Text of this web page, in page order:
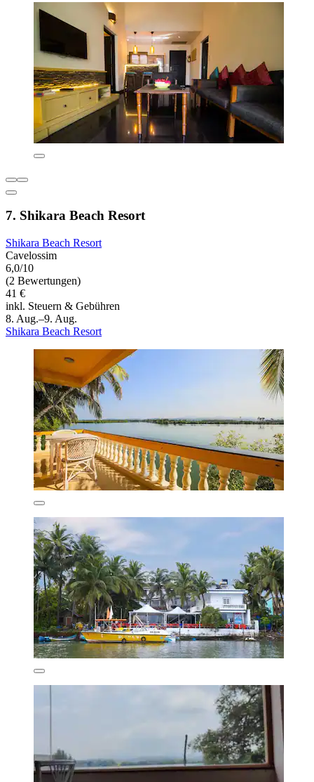
7. Shikara Beach Resort
Shikara Beach Resort
Cavelossim
6,0/10
(2 Bewertungen)
41 €
inkl. Steuern & Gebühren
8. Aug.–9. Aug.
Shikara Beach Resort